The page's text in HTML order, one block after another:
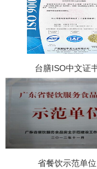
台膳ISO中文证
省餐饮示范单位